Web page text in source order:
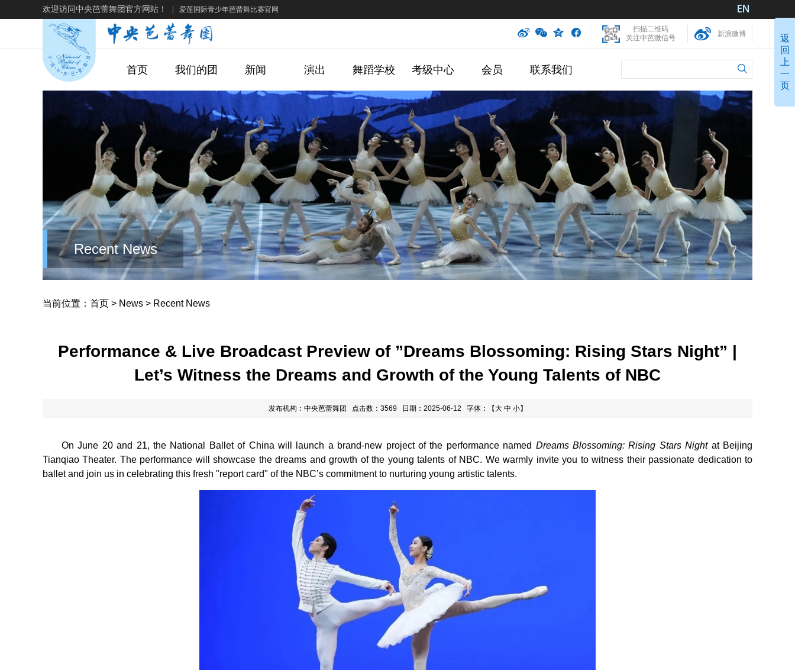
返
回
上
一
页
欢迎访问中央芭蕾舞团官方网站！ 爱莲国际青少年芭蕾舞比赛官网
扫描二维码
关注中芭微信号
新浪微博
首页 我们的团 新闻 演出 舞蹈学校 考级中心 会员 联系我们
Recent News
当前位置： 首页 > News > Recent News
Performance & Live Broadcast Preview of ”Dreams Blossoming: Rising Stars Night” |
Let’s Witness the Dreams and Growth of the Young Talents of NBC
发布机构：中央芭蕾舞团 点击数：3569 日期：2025-06-12 字体：【大 中 小】
On June 20 and 21, the National Ballet of China will launch a brand-new project of the performance named Dreams Blossoming: Rising Stars Nightat Beijing
Tianqiao Theater. The performance will showcase the dreams and growth of the young talents of NBC. We warmly invite you to witness their passionate dedication to
ballet and join us in celebrating this fresh "report card" of the NBC’s commitment to nurturing young artistic talents.